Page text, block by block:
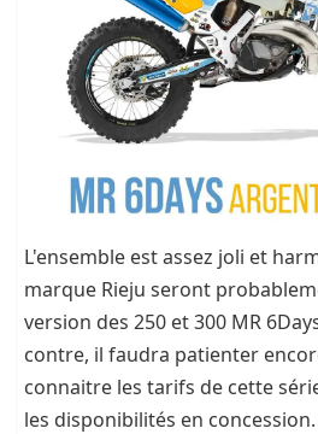
L'ensemble est assez joli et
marque Rieju seront
version des 250 et 300 MR
contre, il faudra patienter
connaitre les tarifs de cette
les disponibilités en concession.